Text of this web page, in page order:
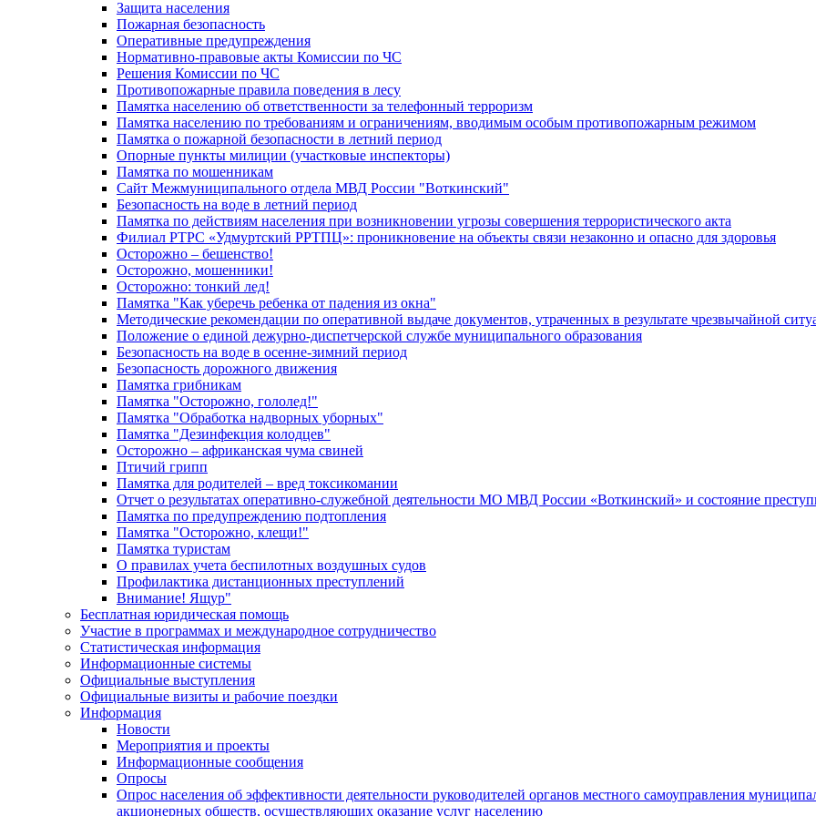
Защита населения
Пожарная безопасность
Оперативные предупреждения
Нормативно-правовые акты Комиссии по ЧС
Решения Комиссии по ЧС
Противопожарные правила поведения в лесу
Памятка населению об ответственности за телефонный терроризм
Памятка населению по требованиям и ограничениям, вводимым особым противопожарным режимом
Памятка о пожарной безопасности в летний период
Опорные пункты милиции (участковые инспекторы)
Памятка по мошенникам
Сайт Межмуниципального отдела МВД России "Воткинский"
Безопасность на воде в летний период
Памятка по действиям населения при возникновении угрозы совершения террористического акта
Филиал РТРС «Удмуртский РРТПЦ»: проникновение на объекты связи незаконно и опасно для здоровья
Осторожно – бешенство!
Осторожно, мошенники!
Осторожно: тонкий лед!
Памятка "Как уберечь ребенка от падения из окна"
Методические рекомендации по оперативной выдаче документов, утраченных в результате чрезвычайной
Положение о единой дежурно-диспетчерской службе муниципального образования
Безопасность на воде в осенне-зимний период
Безопасность дорожного движения
Памятка грибникам
Памятка "Осторожно, гололед!"
Памятка "Обработка надворных уборных"
Памятка "Дезинфекция колодцев"
Осторожно – африканская чума свиней
Птичий грипп
Памятка для родителей – вред токсикомании
Отчет о результатах оперативно-служебной деятельности МО МВД России «Воткинский» и состояние
Памятка по предупреждению подтопления
Памятка "Осторожно, клещи!"
Памятка туристам
О правилах учета беспилотных воздушных судов
Профилактика дистанционных преступлений
Внимание! Ящур"
Бесплатная юридическая помощь
Участие в программах и международное сотрудничество
Статистическая информация
Информационные системы
Официальные выступления
Официальные визиты и рабочие поездки
Информация
Новости
Мероприятия и проекты
Информационные сообщения
Опросы
Опрос населения об эффективности деятельности руководителей органов местного самоуправления
акционерных обществ, осуществляющих оказание услуг населению